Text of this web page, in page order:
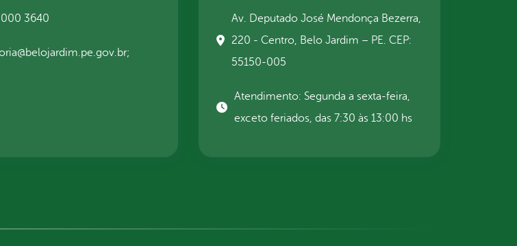
3640
Av. Deputado José Mendonça Bezerra,
220 - Centro, Belo Jardim – PE. CEP:
55150-005
Atendimento: Segunda a sexta-feira,
exceto feriados, das 7:30 às 13:00 hs